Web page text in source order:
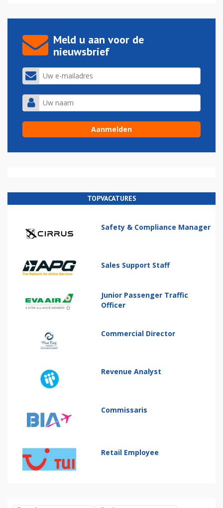
Meld u aan voor de
nieuwsbrief
TOPVACATURES
Safety & Compliance Manager
Sales Support Staff
Junior Passenger Traffic
Officer
Commercial Director
Revenue Analyst
Commissaris
Retail Employee